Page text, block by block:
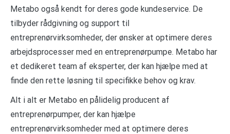
Metabo også kendt for deres gode kundeservice. De
tilbyder rådgivning og support til
entreprenørvirksomheder, der ønsker at optimere deres
arbejdsprocesser med en entreprenørpumpe. Metabo har
et dedikeret team af eksperter, der kan hjælpe med at
finde den rette løsning til specifikke behov og krav.
Alt i alt er Metabo en pålidelig producent af
entreprenørpumper, der kan hjælpe
entreprenørvirksomheder med at optimere deres